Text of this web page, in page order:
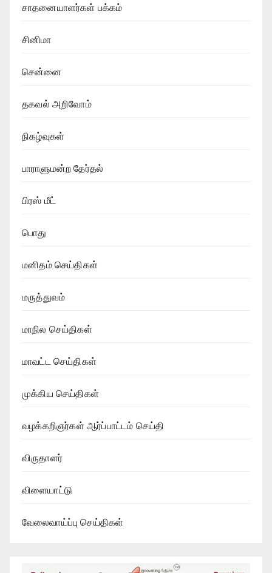
சாதனையாளர்கள் பக்கம்
சினிமா
சென்னை
தகவல் அறிவோம்
நிகழ்வுகள்
பாராளுமன்ற தேர்தல்
பிரஸ் மீட்
பொது
மனிதம் செய்திகள்
மருத்துவம்
மாநில செய்திகள்
மாவட்ட செய்திகள்
முக்கிய செய்திகள்
வழக்கறிஞர்கள் ஆர்ப்பாட்டம் செய்தி
விருதாளர்
விளையாட்டு
வேலைவாய்ப்பு செய்திகள்